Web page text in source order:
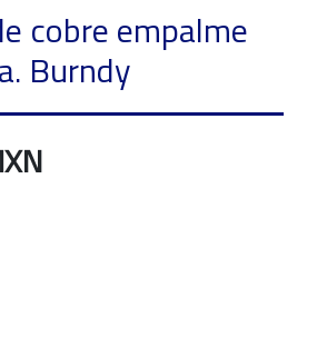
cobre empalme
Burndy